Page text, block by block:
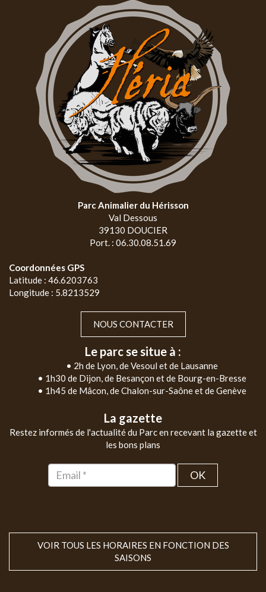
Parc Animalier du Hérisson
Val Dessous
39130 DOUCIER
Port. : 06.30.08.51.69
Coordonnées GPS
Latitude : 46.6203763
Longitude : 5.8213529
NOUS CONTACTER
Le parc se situe à :
• 2h de Lyon, de Vesoul et de Lausanne
• 1h30 de Dijon, de Besançon et de Bourg-en-Bresse
• 1h45 de Mâcon, de Chalon-sur-Saône et de Genève
La gazette
Restez informés de l'actualité du Parc en recevant la gazette et
les bons plans
OK
VOIR TOUS LES HORAIRES EN FONCTION DES
SAISONS